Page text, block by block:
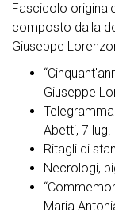
Fascicolo
composto dalla
Giuseppe
Giuseppe
Abetti, 7 lug.
Ritagli di
Necrologi,
Maria